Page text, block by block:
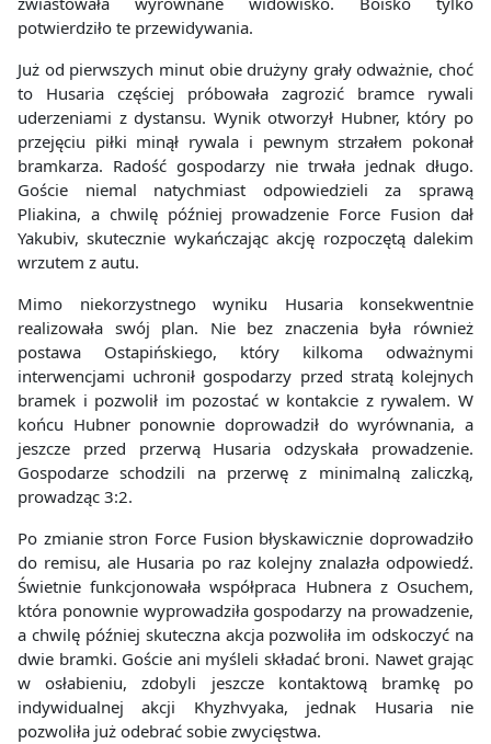
potwierdziło te przewidywania.
Już od pierwszych minut obie drużyny grały odważnie, choć
to Husaria częściej próbowała zagrozić bramce rywali
uderzeniami z dystansu. Wynik otworzył Hubner, który po
przejęciu piłki minął rywala i pewnym strzałem pokonał
bramkarza. Radość gospodarzy nie trwała jednak długo.
Goście niemal natychmiast odpowiedzieli za sprawą
Pliakina, a chwilę później prowadzenie Force Fusion dał
Yakubiv, skutecznie wykańczając akcję rozpoczętą dalekim
wrzutem z autu.
Mimo niekorzystnego wyniku Husaria konsekwentnie
realizowała swój plan. Nie bez znaczenia była również
postawa Ostapińskiego, który kilkoma odważnymi
interwencjami uchronił gospodarzy przed stratą kolejnych
bramek i pozwolił im pozostać w kontakcie z rywalem. W
końcu Hubner ponownie doprowadził do wyrównania, a
jeszcze przed przerwą Husaria odzyskała prowadzenie.
Gospodarze schodzili na przerwę z minimalną zaliczką,
prowadząc 3:2.
Po zmianie stron Force Fusion błyskawicznie doprowadziło
do remisu, ale Husaria po raz kolejny znalazła odpowiedź.
Świetnie funkcjonowała współpraca Hubnera z Osuchem,
która ponownie wyprowadziła gospodarzy na prowadzenie,
a chwilę później skuteczna akcja pozwoliła im odskoczyć na
dwie bramki. Goście ani myśleli składać broni. Nawet grając
w osłabieniu, zdobyli jeszcze kontaktową bramkę po
indywidualnej akcji Khyzhvyaka, jednak Husaria nie
pozwoliła już odebrać sobie zwycięstwa.